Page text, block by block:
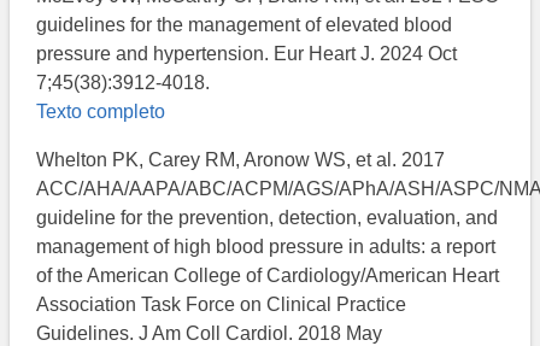
guidelines for the management of elevated blood
pressure and hypertension. Eur Heart J. 2024 Oct
7;45(38):3912-4018.
Texto completo
Whelton PK, Carey RM, Aronow WS, et al. 2017
ACC/AHA/AAPA/ABC/ACPM/AGS/APhA/ASH/ASPC/
guideline for the prevention, detection, evaluation, and
management of high blood pressure in adults: a report
of the American College of Cardiology/American Heart
Association Task Force on Clinical Practice
Guidelines. J Am Coll Cardiol. 2018 May